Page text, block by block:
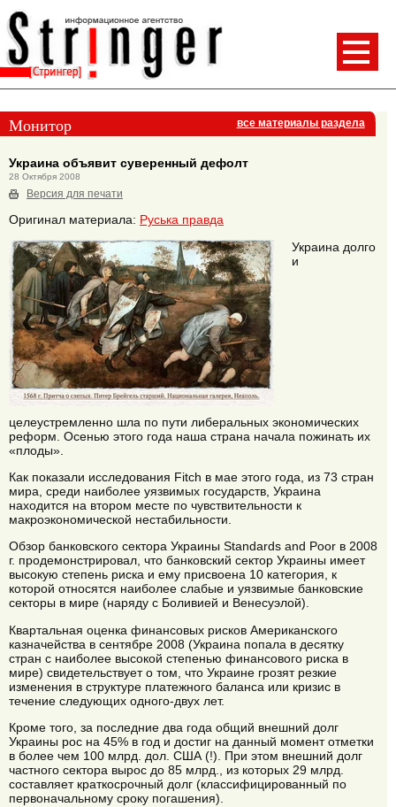
Монитор все материалы раздела
Украина объявит суверенный дефолт
28 Октября 2008
Версия для печати
Оригинал материала: Руська правда
Украина долго
и
целеустремленно шла по пути либеральных экономических
реформ. Осенью этого года наша страна начала пожинать их
«плоды».
Как показали исследования Fitch в мае этого года, из 73 стран
мира, среди наиболее уязвимых государств, Украина
находится на втором месте по чувствительности к
макроэкономической нестабильности.
Обзор банковского сектора Украины Standards and Poor в 2008
г. продемонстрировал, что банковский сектор Украины имеет
высокую степень риска и ему присвоена 10 категория, к
которой относятся наиболее слабые и уязвимые банковские
секторы в мире (наряду с Боливией и Венесуэлой).
Квартальная оценка финансовых рисков Американского
казначейства в сентябре 2008 (Украина попала в десятку
стран с наиболее высокой степенью финансового риска в
мире) свидетельствует о том, что Украине грозят резкие
изменения в структуре платежного баланса или кризис в
течение следующих одного-двух лет.
Кроме того, за последние два года общий внешний долг
Украины рос на 45% в год и достиг на данный момент отметки
в более чем 100 млрд. дол. США (!). При этом внешний долг
частного сектора вырос до 85 млрд., из которых 29 млрд.
составляет краткосрочный долг (классифицированный по
первоначальному сроку погашения).